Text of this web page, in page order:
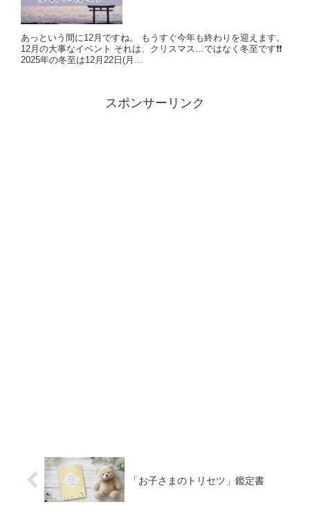
あっという間に12月ですね。 もうすぐ今年も終わりを迎えます。
12月の大事なイベント それは、クリスマス…ではなく冬至です❗️❗️
2025年の冬至は12月22日(月...
スポンサーリンク
「お子さまのトリセツ」鑑定書